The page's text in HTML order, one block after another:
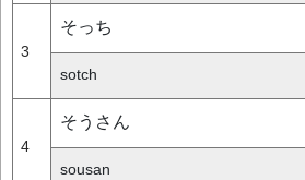
3
そっち
sotch
4
そうさん
sousan